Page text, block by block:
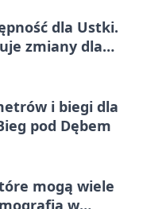
dla Ustki.
zmiany dla
i biegi dla
pod Dębem
mogą wiele
w